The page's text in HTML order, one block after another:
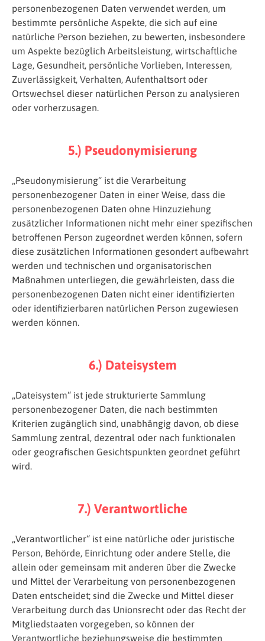
personenbezogenen Daten verwendet werden, um
bestimmte persönliche Aspekte, die sich auf eine
natürliche Person beziehen, zu bewerten, insbesondere
um Aspekte bezüglich Arbeitsleistung, wirtschaftliche
Lage, Gesundheit, persönliche Vorlieben, Interessen,
Zuverlässigkeit, Verhalten, Aufenthaltsort oder
Ortswechsel dieser natürlichen Person zu analysieren
oder vorherzusagen.
5.) Pseudonymisierung
„Pseudonymisierung“ ist die Verarbeitung
personenbezogener Daten in einer Weise, dass die
personenbezogenen Daten ohne Hinzuziehung
zusätzlicher Informationen nicht mehr einer spezifischen
betroffenen Person zugeordnet werden können, sofern
diese zusätzlichen Informationen gesondert aufbewahrt
werden und technischen und organisatorischen
Maßnahmen unterliegen, die gewährleisten, dass die
personenbezogenen Daten nicht einer identifizierten
oder identifizierbaren natürlichen Person zugewiesen
werden können.
6.) Dateisystem
„Dateisystem“ ist jede strukturierte Sammlung
personenbezogener Daten, die nach bestimmten
Kriterien zugänglich sind, unabhängig davon, ob diese
Sammlung zentral, dezentral oder nach funktionalen
oder geografischen Gesichtspunkten geordnet geführt
wird.
7.) Verantwortliche
„Verantwortlicher“ ist eine natürliche oder juristische
Person, Behörde, Einrichtung oder andere Stelle, die
allein oder gemeinsam mit anderen über die Zwecke
und Mittel der Verarbeitung von personenbezogenen
Daten entscheidet; sind die Zwecke und Mittel dieser
Verarbeitung durch das Unionsrecht oder das Recht der
Mitgliedstaaten vorgegeben, so können der
Verantwortliche beziehungsweise die bestimmten